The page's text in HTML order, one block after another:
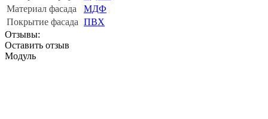
Материал фасада
МДФ
Покрытие фасада ПВХ
Отзывы:
Оставить отзыв
Модуль